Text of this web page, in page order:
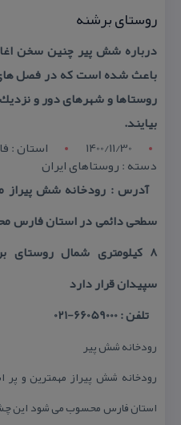
روستای برشنه
درباره شش پیر چنین سخن
باعث شده است كه در فصل های
روستاها و شهرهای دور و
بیایند.
1400/11/30
استان :
دسته : روستاهای ایران
آدرس : رودخانه شش پیراز
سطحی دائمی در استان فارس
۸ كیلومتری شمال روستای
سپیدان قرار دارد
تلفن : 66059000-021
رودخانه شش پیر
رودخانه شش پیراز مهمترین و